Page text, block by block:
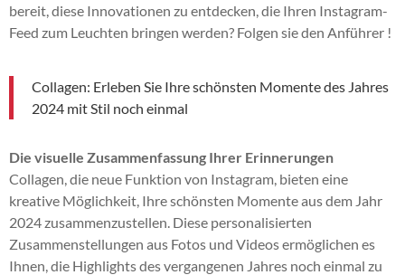
bereit, diese Innovationen zu entdecken, die Ihren Instagram-
Feed zum Leuchten bringen werden? Folgen sie den Anführer !
Collagen: Erleben Sie Ihre schönsten Momente des Jahres
2024 mit Stil noch einmal
Die visuelle Zusammenfassung Ihrer Erinnerungen
Collagen, die neue Funktion von Instagram, bieten eine
kreative Möglichkeit, Ihre schönsten Momente aus dem Jahr
2024 zusammenzustellen. Diese personalisierten
Zusammenstellungen aus Fotos und Videos ermöglichen es
Ihnen, die Highlights des vergangenen Jahres noch einmal zu